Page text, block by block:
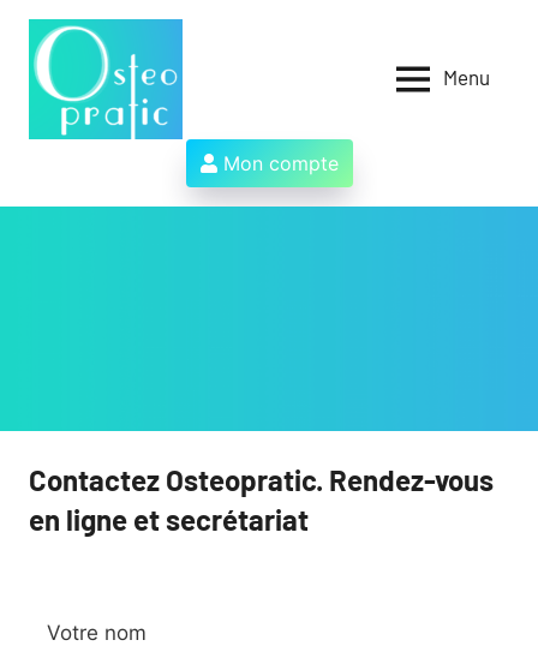
Aller
contenu
des
ostéopathes
et
Menu
Mon compte
Contactez Osteopratic. Rendez-vous
en ligne et secrétariat
Votre nom